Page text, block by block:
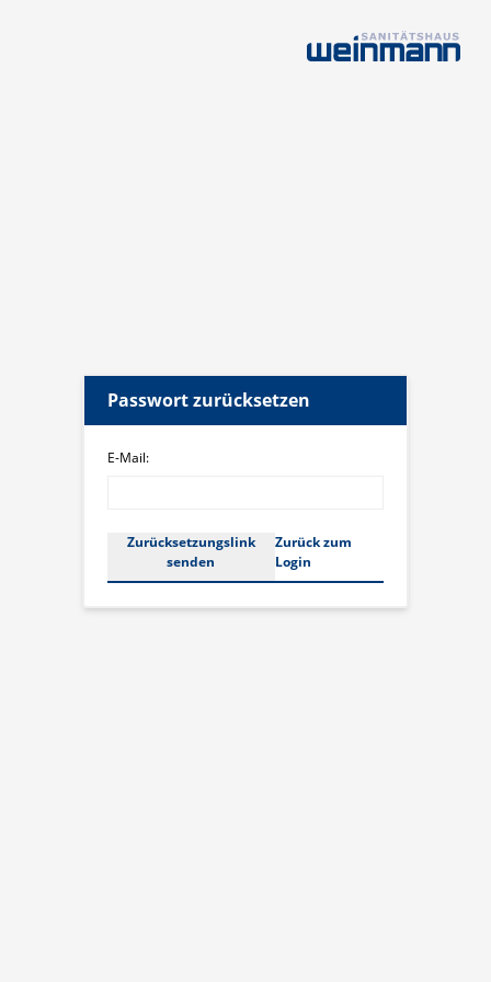
Passwort zurücksetzen
E-Mail:
Zurücksetzungslink
senden
Zurück zum
Login